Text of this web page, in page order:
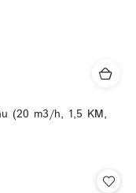
(20 m3/h, 1,5 KM,